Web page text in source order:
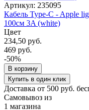
Артикул: 235095
Кабель Type-C - Apple
100см 3A (white)
Цвет
234,50 руб.
469 руб.
-50%
В корзину
Купить в один клик
Доставка от 500 руб.
Самовывоз из
1 магазина